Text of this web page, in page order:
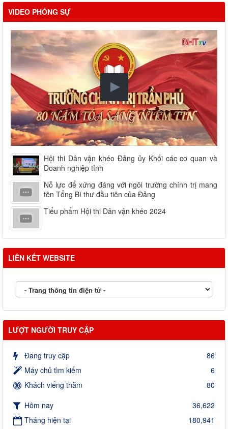
VIDEO PHÓNG SỰ
Hội thi Dân vận khéo Đảng ủy Khối các cơ quan và
Doanh nghiệp tỉnh
Nỗ lực để xứng đáng với ngôi trường chính trị mang
tên Tổng Bí thư đầu tiên của Đảng
Tiểu phẩm Hội thi Dân vận khéo 2024
LIÊN KẾT WEBSITE
LƯỢT NGƯỜI TRUY CẬP
Đang truy cập
86
Máy chủ tìm kiếm
6
Khách viếng thăm
80
Hôm nay
36,622
Tháng hiện tại
180,941